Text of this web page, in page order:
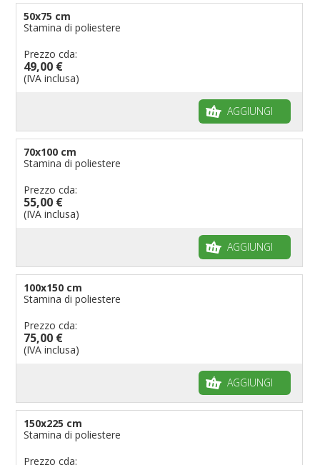
50x75 cm
Stamina di poliestere
Prezzo cda:
49,00 €
(IVA inclusa)
AGGIUNGI
70x100 cm
Stamina di poliestere
Prezzo cda:
55,00 €
(IVA inclusa)
AGGIUNGI
100x150 cm
Stamina di poliestere
Prezzo cda:
75,00 €
(IVA inclusa)
AGGIUNGI
150x225 cm
Stamina di poliestere
Prezzo cda: